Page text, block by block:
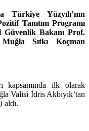
Yüzyılı’nın
Tanıtım Programı
Güvenlik Bakanı Prof.
Sıtkı Koçman
kapsamında ilk olarak
Valisi İdris Akbıyık’tan
aldı.